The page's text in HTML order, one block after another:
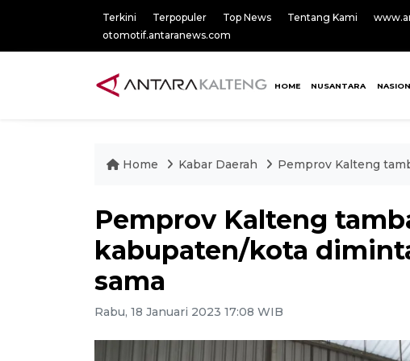
Terkini Terpopuler Top News Tentang Kami
otomotif.antaranews.com
HOME NUSANTARA
Home Kabar Daerah Pemprov Kalteng
Pemprov Kalteng
kabupaten/kota
sama
Rabu, 18 Januari 2023 17:08 WIB